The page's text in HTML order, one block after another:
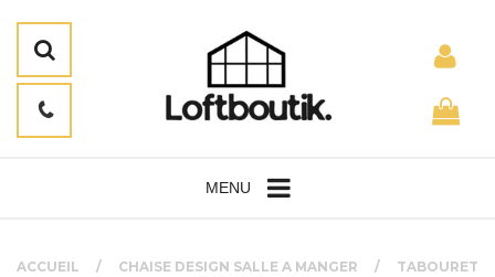
MENU
ACCUEIL CHAISE DESIGN SALLE A MANGER
TABOURET